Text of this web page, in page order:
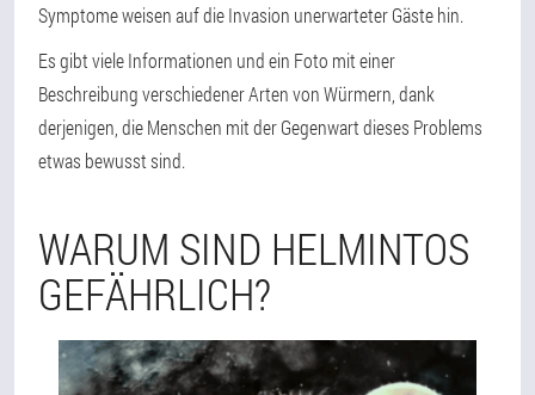
Symptome weisen auf die Invasion unerwarteter Gäste hin.
Es gibt viele Informationen und ein Foto mit einer
Beschreibung verschiedener Arten von Würmern, dank
derjenigen, die Menschen mit der Gegenwart dieses Problems
etwas bewusst sind.
WARUM SIND HELMINTOS
GEFÄHRLICH?